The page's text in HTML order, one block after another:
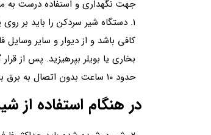
جهت نگهداری و استفاده درست به
۱. دستگاه شیر سردکن را باید بر
کافی باشد و از دیوار و سایر وسایل
بخاری یا بویلر بپرهیزید. پس از
حدود ۱۰ ساعت بدون اتصال به برق بماند تا گاز مبرد در سیستم برودتی به حالت تعادل برسد.
در هنگام استفاده از